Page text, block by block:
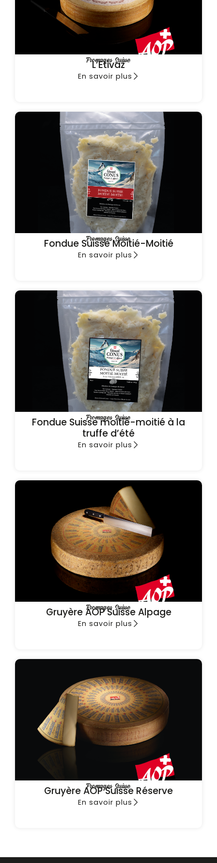
Fromages Suisse
L’Etivaz
En savoir plus
Fromages Suisse
Fondue Suisse Moitié-Moitié
En savoir plus
Fromages Suisse
Fondue Suisse moitié-moitié à la
truffe d’été
En savoir plus
Fromages Suisse
Gruyère AOP Suisse Alpage
En savoir plus
Fromages Suisse
Gruyère AOP Suisse Réserve
En savoir plus